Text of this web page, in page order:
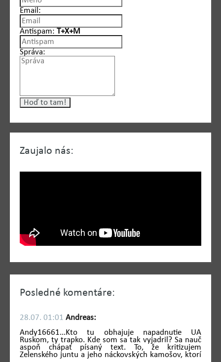
Zaujalo nás:
Posledné komentáre:
28.07. 01:01 Andreas:
Andy16661...Kto tu obhajuje napadnutie UA
Ruskom, ty trapko. Kde som sa tak vyjadril? Sa nauč
aspoň chápať písaný text. To, že kritizujem
Zelenského juntu a jeho náckovských kamošov, ktorí
Email:
Antispam: T+X+M
Správa: